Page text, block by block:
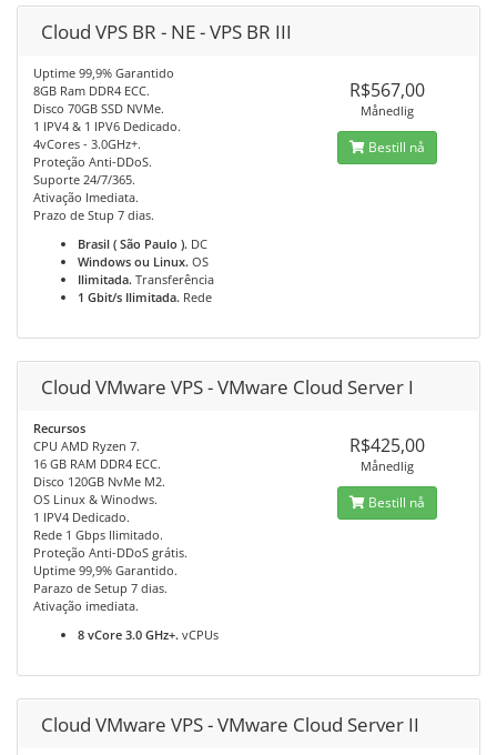
Cloud VPS BR - NE - VPS BR III
Uptime 99,9% Garantido
8GB Ram DDR4 ECC.
Disco 70GB SSD NVMe.
1 IPV4 & 1 IPV6 Dedicado.
4vCores - 3.0GHz+.
Proteção Anti-DDoS.
Suporte 24/7/365.
Ativação Imediata.
Prazo de Stup 7 dias.
Brasil ( São Paulo ). DC
Windows ou Linux. OS
Ilimitada. Transferência
1 Gbit/s Ilimitada. Rede
R$567,00
Månedlig
Bestill nå
Cloud VMware VPS - VMware Cloud Server I
Recursos
CPU AMD Ryzen 7.
16 GB RAM DDR4 ECC.
Disco 120GB NvMe M2.
OS Linux & Winodws.
1 IPV4 Dedicado.
Rede 1 Gbps Ilimitado.
Proteção Anti-DDoS grátis.
Uptime 99,9% Garantido.
Parazo de Setup 7 dias.
Ativação imediata.
8 vCore 3.0 GHz+. vCPUs
R$425,00
Månedlig
Bestill nå
Cloud VMware VPS - VMware Cloud Server II